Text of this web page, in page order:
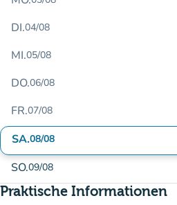
DI.04/08
MI.05/08
DO.06/08
FR.07/08
SA.08/08
SO.09/08
Praktische Informationen